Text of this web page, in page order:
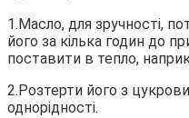
1.Масло, для зручності,
його за кілька годин до
поставити в тепло,
2.Розтерти його з
однорідності.